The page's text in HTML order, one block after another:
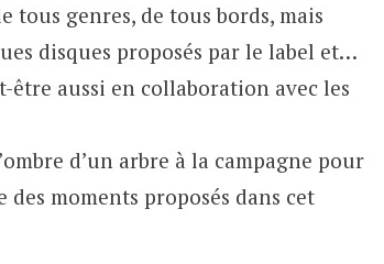
tous genres, de tous bords, mais
disques proposés par le label et…
aussi en collaboration avec les
d’un arbre à la campagne pour
moments proposés dans cet